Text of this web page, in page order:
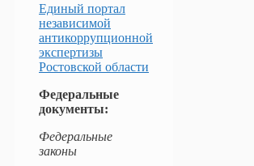
Единый портал
независимой
антикоррупционной
экспертизы
Ростовской области
Федеральные
документы:
Федеральные
законы